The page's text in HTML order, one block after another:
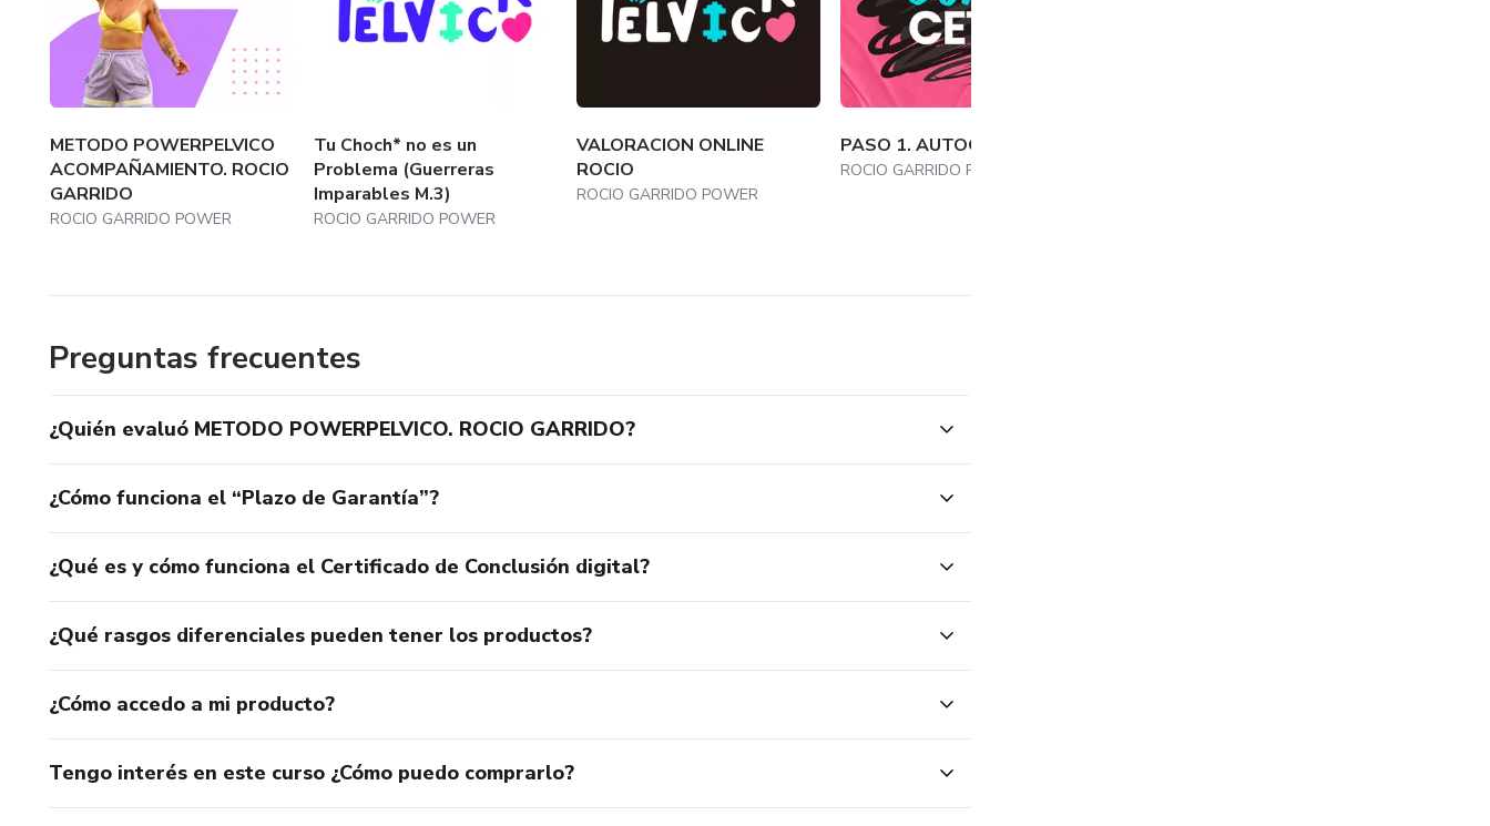
METODO POWERPELVICO
ACOMPAÑAMIENTO. ROCIO
GARRIDO
ROCIO GARRIDO POWER
Tu Choch* no es un
Problema (Guerreras
Imparables M.3)
ROCIO GARRIDO POWER
VALORACION ONLINE
ROCIO
ROCIO GARRIDO POWER
PASO 1. AUTOCOÑOCETE
ROCIO GARRIDO POWER
Preguntas frecuentes
¿Quién evaluó METODO POWERPELVICO. ROCIO GARRIDO?
¿Cómo funciona el “Plazo de Garantía”?
¿Qué es y cómo funciona el Certificado de Conclusión digital?
¿Qué rasgos diferenciales pueden tener los productos?
¿Cómo accedo a mi producto?
Tengo interés en este curso ¿Cómo puedo comprarlo?